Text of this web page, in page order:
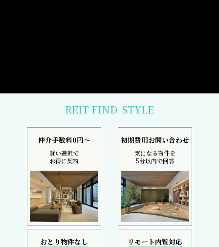
REIT FIND STYLE
仲介手数料0円～
賢い選択で
お得に契約
初期費用お問い合わせ
気になる物件を
5分以内で回答
おとり物件なし リモート内覧対応